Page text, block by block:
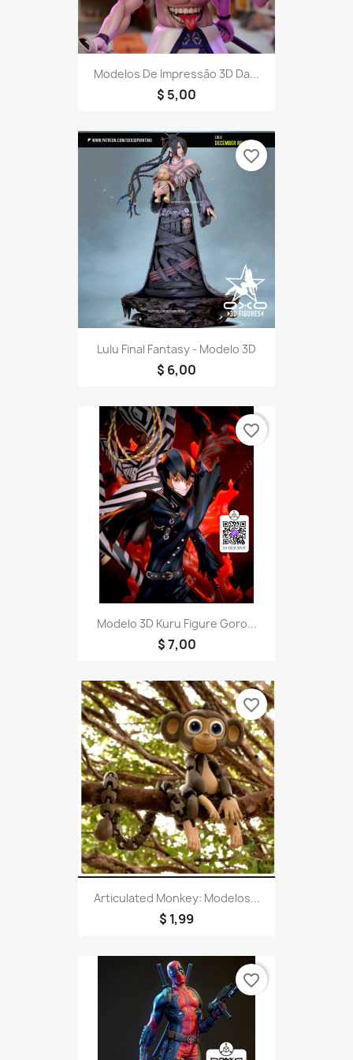
Modelos De Impressão 3D Da...
$ 5,00
Lulu Final Fantasy - Modelo 3D
$ 6,00
favorite_border
Modelo 3D Kuru Figure Goro...
$ 7,00
favorite_border
Articulated Monkey: Modelos...
$ 1,99
favorite_border
favorite_border